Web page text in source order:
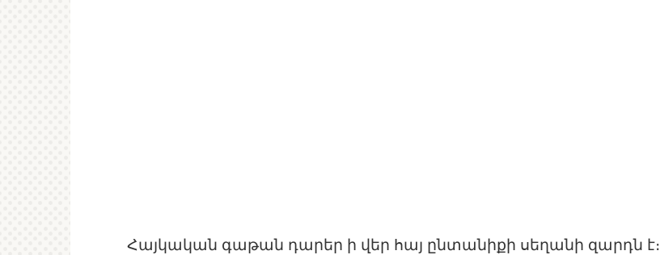
Հայկական գաթան դարեր ի վեր հայ ընտանիքի սեղանի զարդն է։